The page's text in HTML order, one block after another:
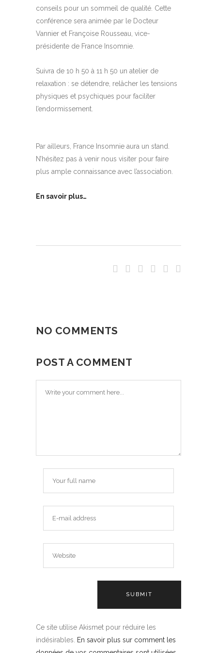
conseils pour un sommeil de qualité. Cette
conférence sera animée par le Docteur
Vannier et Françoise Rousseau, vice-
présidente de France Insomnie.
Suivra de 10 h 50 à 11 h 50 un atelier de
relaxation : se détendre, relâcher les tensions
physiques et psychiques pour faciliter
l’endormissement.
Par ailleurs, France Insomnie aura un stand.
N’hésitez pas à venir nous visiter pour faire
plus ample connaissance avec l’association.
En savoir plus…
NO COMMENTS
POST A COMMENT
Ce site utilise Akismet pour réduire les
indésirables. En savoir plus sur comment les